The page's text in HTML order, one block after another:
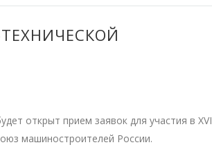
открыт прием заявок для участия в XVI
машиностроителей России.